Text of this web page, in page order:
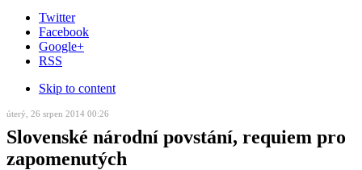
Twitter
Facebook
Google+
RSS
Skip to content
úterý, 26 srpen 2014 00:26
Slovenské národní povstání, requiem pro
zapomenutých